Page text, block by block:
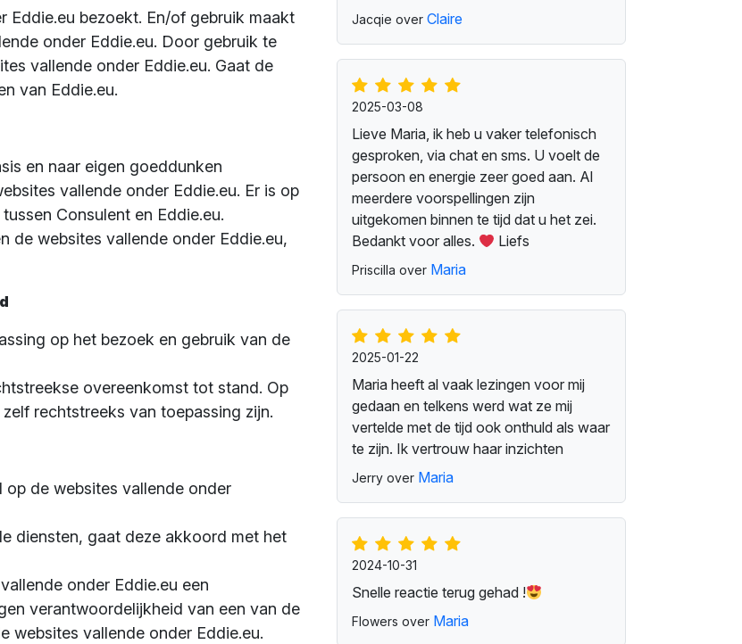
Eddie.eu bezoekt. En/of gebruik maakt
onder Eddie.eu. Door gebruik te
vallende onder Eddie.eu. Gaat de
van Eddie.eu.
en naar eigen goeddunken
vallende onder Eddie.eu. Er is op
Consulent en Eddie.eu.
de websites vallende onder Eddie.eu,
op het bezoek en gebruik van de
overeenkomst tot stand. Op
rechtstreeks van toepassing zijn.
de websites vallende onder
diensten, gaat deze akkoord met het
onder Eddie.eu een
verantwoordelijkheid van een van de
websites vallende onder Eddie.eu.
Jacqie over Claire
2025-03-08
Lieve Maria, ik heb u vaker telefonisch
gesproken, via chat en sms. U voelt de
persoon en energie zeer goed aan. Al
meerdere voorspellingen zijn
uitgekomen binnen te tijd dat u het zei.
Bedankt voor alles.
Liefs
Priscilla over Maria
2025-01-22
Maria heeft al vaak lezingen voor mij
gedaan en telkens werd wat ze mij
vertelde met de tijd ook onthuld als waar
te zijn. Ik vertrouw haar inzichten
Jerry over Maria
2024-10-31
Snelle reactie terug gehad !
Flowers over Maria